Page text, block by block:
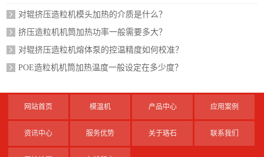
对辊挤压造粒机模头加热的介质是什么？
挤压造粒机机筒加热功率一般需要多大？
对辊挤压造粒机熔体泵的控温精度如何校准？
POE造粒机机筒加热温度一般设定在多少度？
网站首页 模温机 产品中心 应用案例
资讯中心 服务优势 关于珞石 联系我们